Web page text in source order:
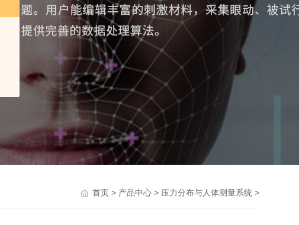
首页> 产品中心> 压力分布与人体测量系统>